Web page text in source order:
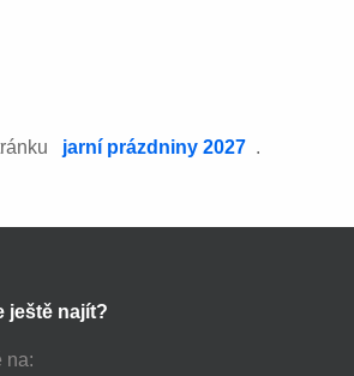
jarní prázdniny 2027 .
ještě najít?
na: